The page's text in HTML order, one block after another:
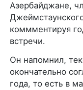
Азербайджане,
коммментируя
встречи.
Он напомнил,
окончательно
года, то есть в